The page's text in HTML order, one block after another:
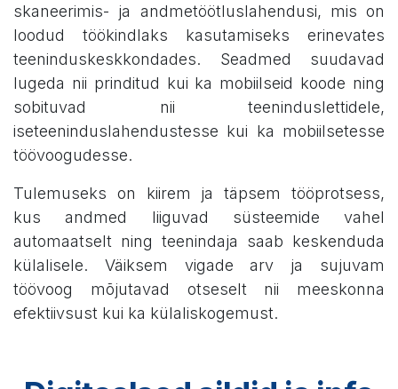
skaneerimis- ja andmetöötluslahendusi, mis on
loodud töökindlaks kasutamiseks erinevates
teeninduskeskkondades. Seadmed suudavad
lugeda nii prinditud kui ka mobiilseid koode ning
sobituvad nii teeninduslettidele,
iseteeninduslahendustesse kui ka mobiilsetesse
töövoogudesse.
Tulemuseks on kiirem ja täpsem tööprotsess,
kus andmed liiguvad süsteemide vahel
automaatselt ning teenindaja saab keskenduda
külalisele. Väiksem vigade arv ja sujuvam
töövoog mõjutavad otseselt nii meeskonna
efektiivsust kui ka külaliskogemust.